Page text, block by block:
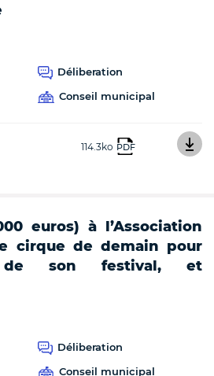
Déliberation
Conseil municipal
114.3ko PDF
euros) à l’Association
cirque de demain pour
de son festival, et
Déliberation
Conseil municipal